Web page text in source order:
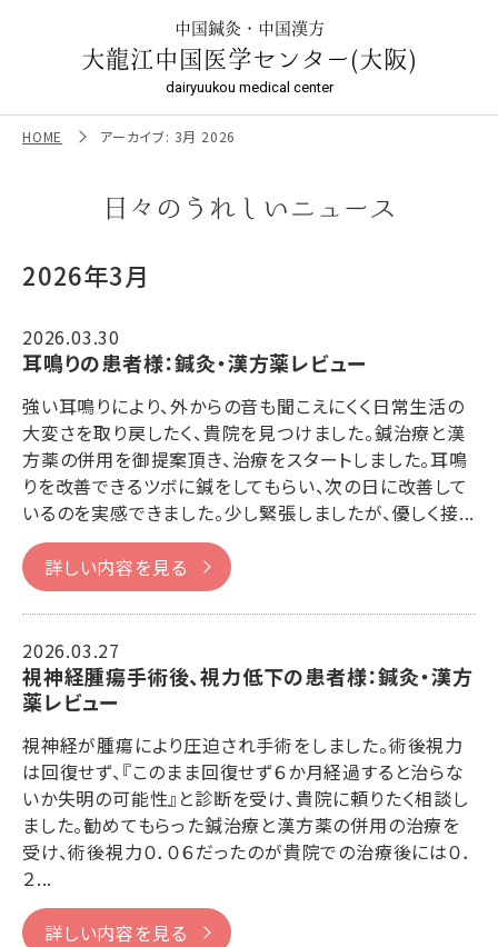
医学センター／大阪の鍼灸院中国鍼灸・中国漢方
大龍江中国医学センター(大阪)
dairyuukou medical center
HOME アーカイブ: 3月 2026
日々のうれしいニュース
2026年3月
2026.03.30
耳鳴りの患者様：鍼灸・漢方薬レビュー
強い耳鳴りにより、外からの音も聞こえにくく日常生活の
大変さを取り戻したく、貴院を見つけました。鍼治療と漢
方薬の併用を御提案頂き、治療をスタートしました。耳鳴
りを改善できるツボに鍼をしてもらい、次の日に改善して
いるのを実感できました。少し緊張しましたが、優しく接...
詳しい内容を見る
2026.03.27
視神経腫瘍手術後、視力低下の患者様：鍼灸・漢方
薬レビュー
視神経が腫瘍により圧迫され手術をしました。術後視力
は回復せず、『このまま回復せず６か月経過すると治らな
いか失明の可能性』と診断を受け、貴院に頼りたく相談し
ました。勧めてもらった鍼治療と漢方薬の併用の治療を
受け、術後視力０．０６だったのが貴院での治療後には０．
２...
詳しい内容を見る